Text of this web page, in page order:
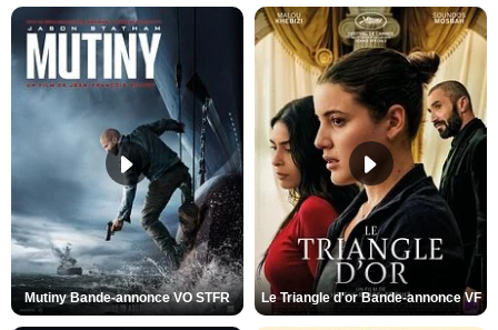
Mutiny Bande-annonce VO STFR Le Triangle d'or Bande-annonce VF